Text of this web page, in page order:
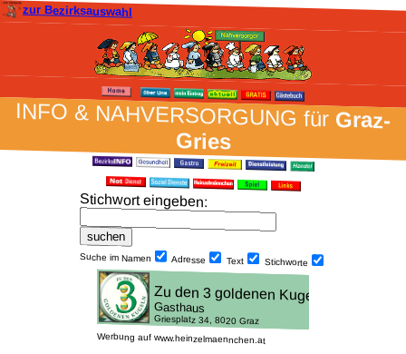
zur Bezirksauswahl
INFO & NAH­VER­SORG­UNG fürGraz-
Gries
Stich­wort ein­geben:
Suche im Namen Adresse Text Stich­worte
Werbung auf www.heinzelmaennchen.at